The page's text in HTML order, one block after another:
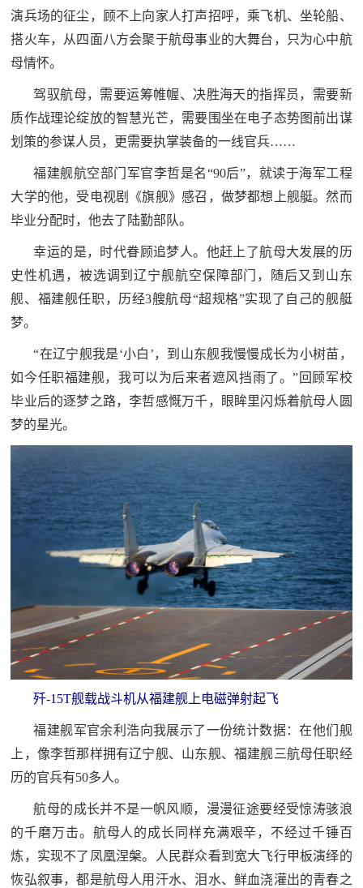
采
人
服
退
役
人
服
务
文
化
防
化
国
红
旅
红
色
们
演兵场的征尘，顾不上向家人打声招呼，乘飞机、坐轮船、
搭火车，从四面八方会聚于航母事业的大舞台，只为心中航
母情怀。
驾驭航母，需要运筹帷幄、决胜海天的指挥员，需要新
质作战理论绽放的智慧光芒，需要围坐在电子态势图前出谋
划策的参谋人员，更需要执掌装备的一线官兵……
福建舰航空部门军官李哲是名“90后”，就读于海军工程
大学的他，受电视剧《旗舰》感召，做梦都想上舰艇。然而
毕业分配时，他去了陆勤部队。
幸运的是，时代眷顾追梦人。他赶上了航母大发展的历
史性机遇，被选调到辽宁舰航空保障部门，随后又到山东
舰、福建舰任职，历经3艘航母“超规格”实现了自己的舰艇
梦。
“在辽宁舰我是‘小白’，到山东舰我慢慢成长为小树苗，
如今任职福建舰，我可以为后来者遮风挡雨了。”回顾军校
毕业后的逐梦之路，李哲感慨万千，眼眸里闪烁着航母人圆
梦的星光。
歼-15T舰载战斗机从福建舰上电磁弹射起飞
福建舰军官余利浩向我展示了一份统计数据：在他们舰
上，像李哲那样拥有辽宁舰、山东舰、福建舰三航母任职经
历的官兵有50多人。
航母的成长并不是一帆风顺，漫漫征途要经受惊涛骇浪
的千磨万击。航母人的成长同样充满艰辛，不经过千锤百
炼，实现不了凤凰涅槃。人民群众看到宽大飞行甲板演绎的
恢弘叙事，都是航母人用汗水、泪水、鲜血浇灌出的青春之